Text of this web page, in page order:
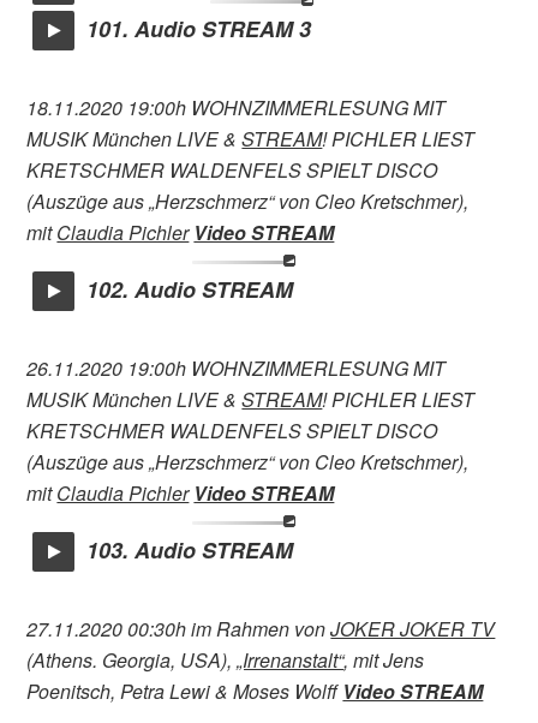
101. Audio STREAM 3
18.11.2020 19:00h WOHNZIMMERLESUNG MIT
MUSIK München LIVE &STREAM! PICHLER LIEST
KRETSCHMER WALDENFELS SPIELT DISCO
(Auszüge aus „Herzschmerz“ von Cleo Kretschmer),
mitClaudia Pichler Video STREAM
102. Audio STREAM
26.11.2020 19:00h WOHNZIMMERLESUNG MIT
MUSIK München LIVE &STREAM! PICHLER LIEST
KRETSCHMER WALDENFELS SPIELT DISCO
(Auszüge aus „Herzschmerz“ von Cleo Kretschmer),
mitClaudia Pichler Video STREAM
103. Audio STREAM
27.11.2020 00:30h im Rahmen vonJOKER JOKER TV
(Athens. Georgia, USA),„Irrenanstalt“, mit Jens
Poenitsch, Petra Lewi & Moses Wolff Video STREAM